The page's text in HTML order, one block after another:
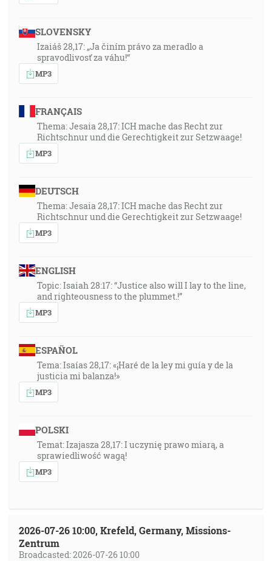
SLOVENSKY
Izaiáš 28,17: „Ja činím právo za meradlo a
spravodlivosť za váhu!“
MP3
FRANÇAIS
Thema: Jesaia 28,17: ICH mache das Recht zur
Richtschnur und die Gerechtigkeit zur Setzwaage!
MP3
DEUTSCH
Thema: Jesaia 28,17: ICH mache das Recht zur
Richtschnur und die Gerechtigkeit zur Setzwaage!
MP3
ENGLISH
Topic: Isaiah 28:17: “Justice also will I lay to the line,
and righteousness to the plummet.!”
MP3
ESPAÑOL
Tema: Isaías 28,17: «¡Haré de la ley mi guía y de la
justicia mi balanza!»
MP3
POLSKI
Temat: Izajasza 28,17: I uczynię prawo miarą, a
sprawiedliwość wagą!
MP3
2026-07-26 10:00, Krefeld, Germany, Missions-
Zentrum
Broadcasted: 2026-07-26 10:00